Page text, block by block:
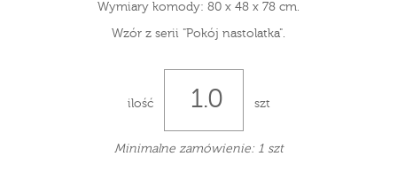
Wymiary komody: 80 x 48 x 78 cm.
Wzór z serii "Pokój nastolatka".
ilość szt
Minimalne zamówienie: 1 szt